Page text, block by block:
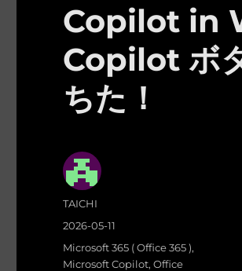
Copilot in
Copilot ボ
ちた！
投
稿
TAICHI
投
日:
2026-05-11
カ
テ
Microsoft 365 ( Office 365 ),
Microsoft Copilot,Office